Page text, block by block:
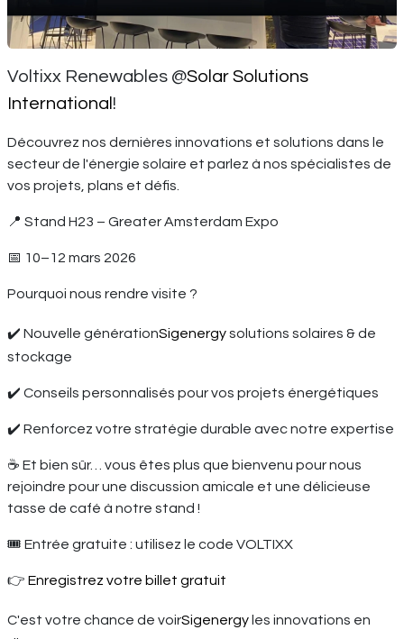
Voltixx Renewables @Solar Solutions
International !
Découvrez nos dernières innovations et solutions dans le
secteur de l'énergie solaire et parlez à nos spécialistes de
vos projets, plans et défis.
📍 Stand H23 – Greater Amsterdam Expo
📅 10–12 mars 2026
Pourquoi nous rendre visite ?
✔️ Nouvelle générationSigenergysolutions solaires & de
stockage
✔️ Conseils personnalisés pour vos projets énergétiques
✔️ Renforcez votre stratégie durable avec notre expertise
☕ Et bien sûr… vous êtes plus que bienvenu pour nous
rejoindre pour une discussion amicale et une délicieuse
tasse de café à notre stand !
🎟️ Entrée gratuite : utilisez le code VOLTIXX
👉 Enregistrez votre billet gratuit
C'est votre chance de voirSigenergy les innovations en